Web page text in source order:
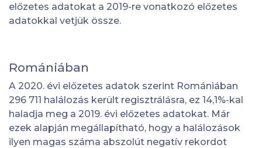
előzetes adatokat a 2019-re vonatkozó előzetes
adatokkal vetjük össze.
Romániában
A 2020. évi előzetes adatok szerint Romániában
296 711 halálozás került regisztrálásra, ez 14,1%-kal
haladja meg a 2019. évi előzetes adatokat. Már
ezek alapján megállapítható, hogy a halálozások
ilyen magas száma abszolút negatív rekordot